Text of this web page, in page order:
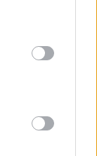
below Google